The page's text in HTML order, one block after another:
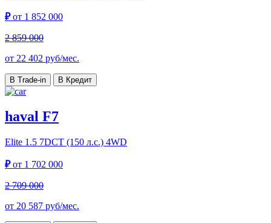
₽от 1 852 000
2 859 000
от 22 402 руб/мес.
В Trade-in В Кредит
haval F7
Elite 1.5 7DCT (150 л.с.) 4WD
₽от 1 702 000
2 709 000
от 20 587 руб/мес.